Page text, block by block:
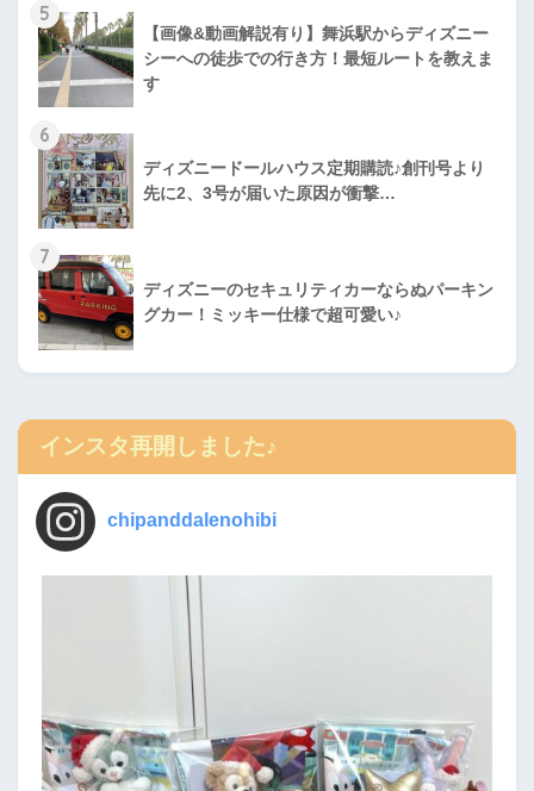
5
【画像&動画解説有り】舞浜駅からディズニー
シーへの徒歩での行き方！最短ルートを教えま
す
6
ディズニードールハウス定期購読♪創刊号より
先に2、3号が届いた原因が衝撃…
7
ディズニーのセキュリティカーならぬパーキン
グカー！ミッキー仕様で超可愛い♪
インスタ再開しました♪
chipanddalenohibi